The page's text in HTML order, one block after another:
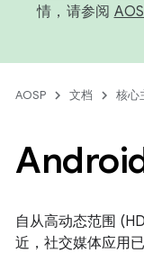
情，请参阅
AOSP 文档 核心
自从高动态范围
近，社交媒体应用